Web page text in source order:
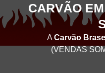
CARVÃO
ACarvão
(VENDAS